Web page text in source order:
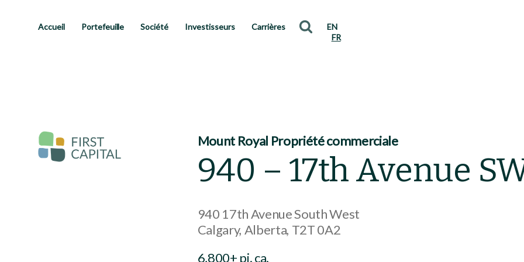
Accueil Portefeuille Société Investisseurs Carrières
EN
FR
Mount Royal Propriété commerciale
940 – 17th Avenue
940 17th Avenue South West
Calgary Alberta T2T 0A2
6,800+ pi. ca.